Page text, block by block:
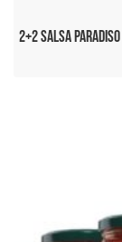
2+2 Salsa